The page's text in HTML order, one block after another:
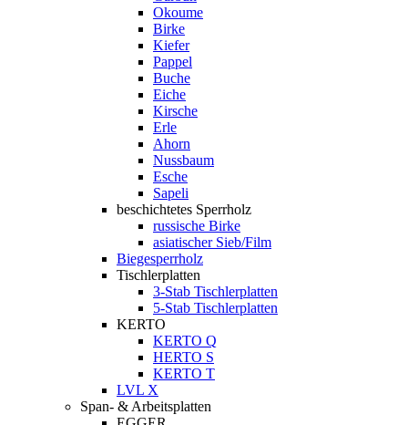
Okoume
Birke
Kiefer
Pappel
Buche
Eiche
Kirsche
Erle
Ahorn
Nussbaum
Esche
Sapeli
beschichtetes Sperrholz
russische Birke
asiatischer Sieb/Film
Biegesperrholz
Tischlerplatten
3-Stab Tischlerplatten
5-Stab Tischlerplatten
KERTO
KERTO Q
HERTO S
KERTO T
LVL X
Span- & Arbeitsplatten